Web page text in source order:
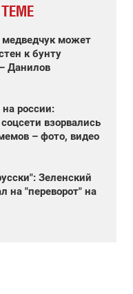
медведчук может
к бунту
Данилов
россии:
взорвались
– фото, видео
Зеленский
на "переворот" на